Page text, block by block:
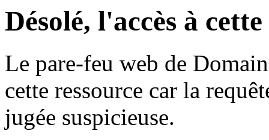
Désolé, l'accès à
Le pare-feu web de
cette ressource car la
jugée suspicieuse.